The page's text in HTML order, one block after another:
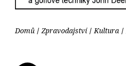
Domů Zpravodajství Kultura